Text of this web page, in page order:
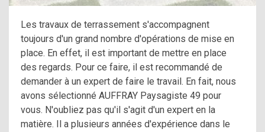
Les travaux de terrassement s'accompagnent
toujours d'un grand nombre d'opérations de mise en
place. En effet, il est important de mettre en place
des regards. Pour ce faire, il est recommandé de
demander à un expert de faire le travail. En fait, nous
avons sélectionné AUFFRAY Paysagiste 49 pour
vous. N'oubliez pas qu'il s'agit d'un expert en la
matière. Il a plusieurs années d'expérience dans le